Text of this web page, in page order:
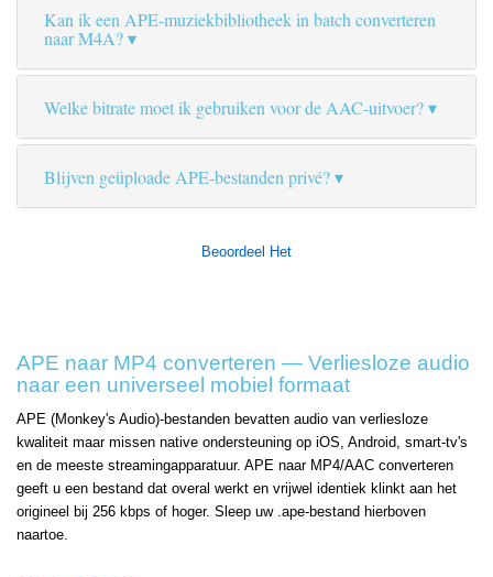
Kan ik een APE-muziekbibliotheek in batch converteren
naar M4A?
Welke bitrate moet ik gebruiken voor de AAC-uitvoer?
Blijven geüploade APE-bestanden privé?
Beoordeel Het
APE naar MP4 converteren — Verliesloze audio
naar een universeel mobiel formaat
APE (Monkey's Audio)-bestanden bevatten audio van verliesloze
kwaliteit maar missen native ondersteuning op iOS, Android, smart-tv's
en de meeste streamingapparatuur. APE naar MP4/AAC converteren
geeft u een bestand dat overal werkt en vrijwel identiek klinkt aan het
origineel bij 256 kbps of hoger. Sleep uw .ape-bestand hierboven
naartoe.